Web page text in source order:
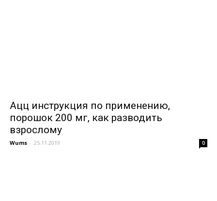
Ацц инструкция по применению,
порошок 200 мг, как разводить
взрослому
Wums - 25.11.2019 0